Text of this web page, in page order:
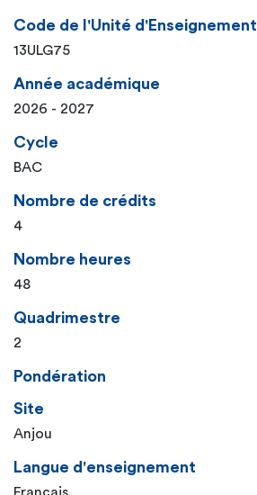
Code de l'Unité d'Enseignement
13ULG75
Année académique
2026 - 2027
Cycle
BAC
Nombre de crédits
4
Nombre heures
48
Quadrimestre
2
Pondération
Site
Anjou
Langue d'enseignement